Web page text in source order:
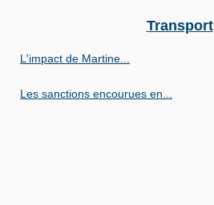
Transport
L'impact de Martine...
Les sanctions encourues en...